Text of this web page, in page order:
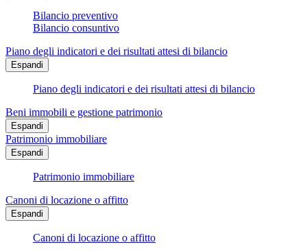
Bilancio preventivo
Bilancio consuntivo
Piano degli indicatori e dei risultati attesi di bilancio
Espandi
Piano degli indicatori e dei risultati attesi di bilancio
Beni immobili e gestione patrimonio
Espandi
Patrimonio immobiliare
Espandi
Patrimonio immobiliare
Canoni di locazione o affitto
Espandi
Canoni di locazione o affitto